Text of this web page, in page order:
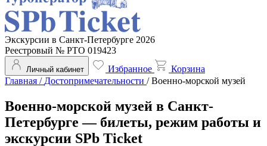
Экскурсии в Санкт-Петербурге 2026
Реестровый № РТО 019423
Личный кабинет Избранное
Корзина
Главная / Достопримечательности /Военно-морской музей
Военно-морской музей в Санкт-
Петербурге — билеты, режим работы и
экскурсии SPb Ticket